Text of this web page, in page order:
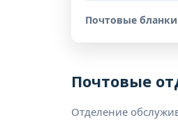
Почтовые
Почтовые
Отделение